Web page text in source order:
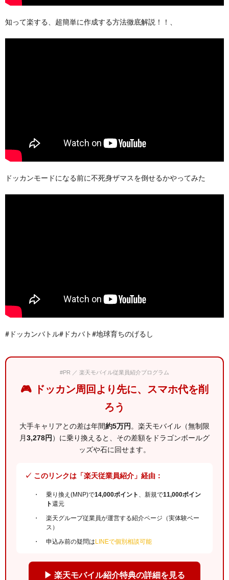
知って楽する、超簡単に作成する方法徹底解説！！、
ドッカンモードになる前に不死身ザマスを倒せるかやってみた
#ドッカンバトル#ドカバト#地球育ちのげるし
#PR ／ 楽天モバイル従業員紹介プログラム
🎮 ドッカン周回より先に、スマホ代を削
ろう
大手キャリアとの差は年間約5万円。楽天モバイル（無制限
月3,278円）に乗り換えると、その差額をドラゴンボールグ
ッズや石に回せます。
✓ このリンクは「楽天従業員紹介」経由：
乗り換え(MNP)で14,000ポイント 、新規で11,000ポイン
ト還元
楽天グループ従業員が運営する紹介ページ（実体験ベー
ス）
申込み前の疑問はLINEで個別相談可能
▶ 楽天モバイル紹介特典の詳細を見る